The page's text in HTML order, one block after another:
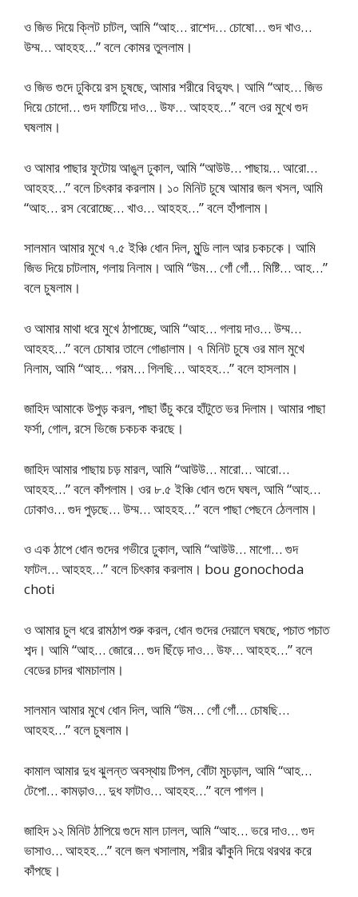
ও জিভ দিয়ে ক্লিট চাটল, আমি “আহ… রাশেদ… চোষো… গুদ খাও…
উম্ম… আহহহ…” বলে কোমর তুললাম।
ও জিভ গুদে ঢুকিয়ে রস চুষছে, আমার শরীরে বিদ্যুৎ। আমি “আহ… জিভ
দিয়ে চোদো… গুদ ফাটিয়ে দাও… উফ… আহহহ…” বলে ওর মুখে গুদ
ঘষলাম।
ও আমার পাছার ফুটোয় আঙুল ঢুকাল, আমি “আউউ… পাছায়… আরো…
আহহহ…” বলে চিৎকার করলাম। ১০ মিনিট চুষে আমার জল খসল, আমি
“আহ… রস বেরোচ্ছে… খাও… আহহহ…” বলে হাঁপালাম।
সালমান আমার মুখে ৭.৫ ইঞ্চি ধোন দিল, মুন্ডি লাল আর চকচকে। আমি
জিভ দিয়ে চাটলাম, গলায় নিলাম। আমি “উম… গোঁ গোঁ… মিষ্টি… আহ…”
বলে চুষলাম।
ও আমার মাথা ধরে মুখে ঠাপাচ্ছে, আমি “আহ… গলায় দাও… উম্ম…
আহহহ…” বলে চোষার তালে গোঙালাম। ৭ মিনিট চুষে ওর মাল মুখে
নিলাম, আমি “আহ… গরম… গিলছি… আহহহ…” বলে হাসলাম।
জাহিদ আমাকে উপুড় করল, পাছা উঁচু করে হাঁটুতে ভর দিলাম। আমার পাছা
ফর্সা, গোল, রসে ভিজে চকচক করছে।
জাহিদ আমার পাছায় চড় মারল, আমি “আউউ… মারো… আরো…
আহহহ…” বলে কাঁপলাম। ওর ৮.৫ ইঞ্চি ধোন গুদে ঘষল, আমি “আহ…
ঢোকাও… গুদ পুড়ছে… উম্ম… আহহহ…” বলে পাছা পেছনে ঠেললাম।
ও এক ঠাপে ধোন গুদের গভীরে ঢুকাল, আমি “আউউ… মাগো… গুদ
ফাটল… আহহহ…” বলে চিৎকার করলাম। bou gonochoda
choti
ও আমার চুল ধরে রামঠাপ শুরু করল, ধোন গুদের দেয়ালে ঘষছে, পচাত পচাত
শব্দ। আমি “আহ… জোরে… গুদ ছিঁড়ে দাও… উফ… আহহহ…” বলে
বেডের চাদর খামচালাম।
সালমান আমার মুখে ধোন দিল, আমি “উম… গোঁ গোঁ… চোষছি…
আহহহ…” বলে চুষলাম।
কামাল আমার দুধ ঝুলন্ত অবস্থায় টিপল, বোঁটা মুচড়াল, আমি “আহ…
টেপো… কামড়াও… দুধ ফাটাও… আহহহ…” বলে পাগল।
জাহিদ ১২ মিনিট ঠাপিয়ে গুদে মাল ঢালল, আমি “আহ… ভরে দাও… গুদ
ভাসাও… আহহহ…” বলে জল খসালাম, শরীর ঝাঁকুনি দিয়ে থরথর করে
কাঁপছে।